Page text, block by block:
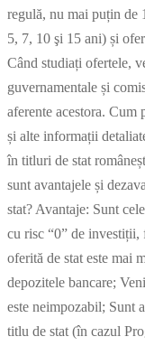
regulă, nu mai puțin de
5, 7, 10 şi 15 ani) și
Când studiați ofertele,
guvernamentale și
aferente acestora. Cum
și alte informații
în titluri de stat
sunt avantajele și
stat? Avantaje: Sunt
cu risc “0” de investiții,
oferită de stat este mai
depozitele bancare;
este neimpozabil; Sunt
titlu de stat (în cazul